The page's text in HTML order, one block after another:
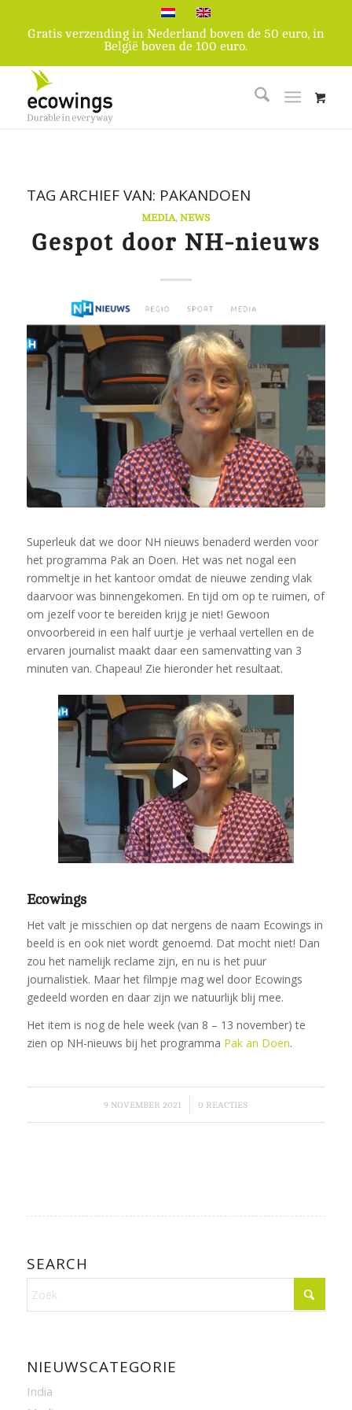
Gratis verzending in Nederland boven de 50 euro, in
België boven de 100 euro.
TAG ARCHIEF VAN: PAKANDOEN
MEDIA,NEWS
Gespot door NH-nieuws
Superleuk dat we door NH nieuws benaderd werden voor
het programma Pak an Doen. Het was net nogal een
rommeltje in het kantoor omdat de nieuwe zending vlak
daarvoor was binnengekomen. En tijd om op te ruimen, of
om jezelf voor te bereiden krijg je niet! Gewoon
onvoorbereid in een half uurtje je verhaal vertellen en de
ervaren journalist maakt daar een samenvatting van 3
minuten van. Chapeau! Zie hieronder het resultaat.
Ecowings
Het valt je misschien op dat nergens de naam Ecowings in
beeld is en ook niet wordt genoemd. Dat mocht niet! Dan
zou het namelijk reclame zijn, en nu is het puur
journalistiek. Maar het filmpje mag wel door Ecowings
gedeeld worden en daar zijn we natuurlijk blij mee.
Het item is nog de hele week (van 8 – 13 november) te
zien op NH-nieuws bij het programma Pak an Doen.
9 NOVEMBER 2021
/ 0 REACTIES
SEARCH
NIEUWSCATEGORIE
India